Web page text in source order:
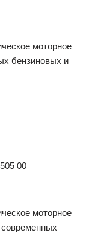
моторное
бензиновых и
00
моторное